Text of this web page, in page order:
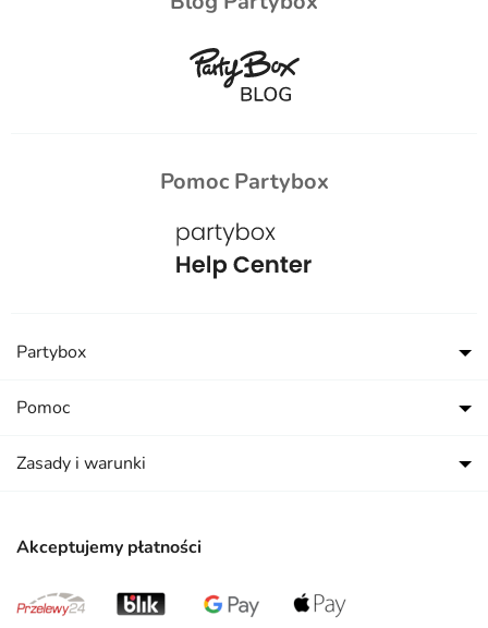
Pomoc Partybox
Akceptujemy płatności
Partybox
Pomoc
Zasady i warunki